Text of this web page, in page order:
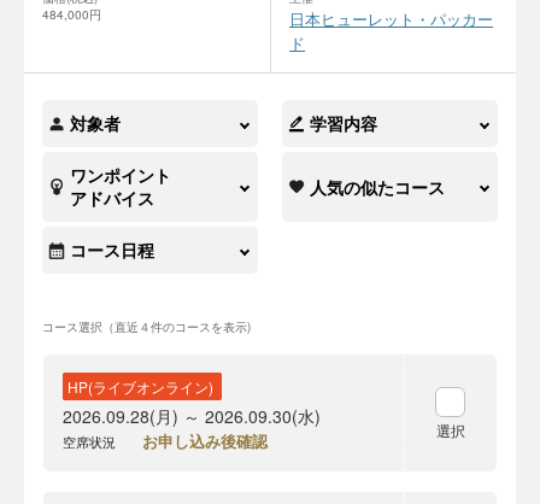
484,000円
日本ヒューレット・パッカー
ド
対象者 学習内容
ワンポイント
アドバイス
人気の似たコース
コース日程
コース選択（直近４件のコースを表示)
HP(ライブオンライン)
2026.09.28(月) ～ 2026.09.30(水)
空席状況 お申し込み後確認 選択